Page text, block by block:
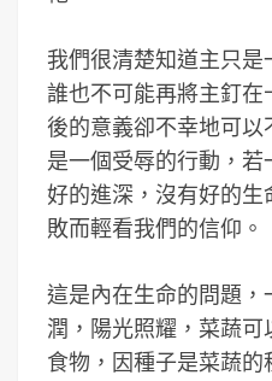
我們很清楚知道主只是
誰也不可能再將主釘
後的意義卻不幸地可
是一個受辱的行動，
好的進深，沒有好的
敗而輕看我們的信仰。
這是內在生命的問題
潤，陽光照耀，菜蔬
食物，因種子是菜蔬